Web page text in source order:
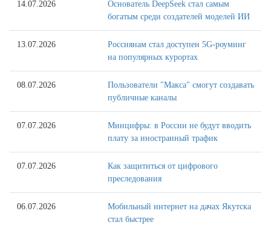
14.07.2026
Основатель DeepSeek стал самым
богатым среди создателей моделей ИИ
13.07.2026
Россиянам стал доступен 5G-роуминг
на популярных курортах
08.07.2026
Пользователи "Макса" смогут создавать
публичные каналы
07.07.2026
Минцифры: в России не будут вводить
плату за иностранный трафик
07.07.2026
Как защититься от цифрового
преследования
06.07.2026
Мобильный интернет на дачах Якутска
стал быстрее